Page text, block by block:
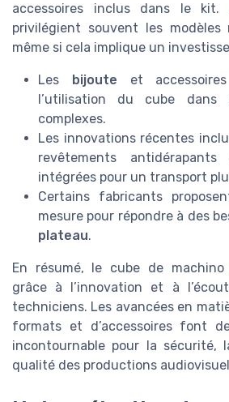
accessoires inclus dans le kit.
privilégient souvent les modèles
même si cela implique un
Les bijoute et
l’utilisation du cube dans
complexes.
Les innovations récentes
revêtements
intégrées pour un transport
Certains fabricants
mesure pour répondre à des
plateau.
En résumé, le cube de machino
grâce à l’innovation et à
techniciens. Les avancées en
formats et d’accessoires font
incontournable pour la sécurité,
qualité des productions